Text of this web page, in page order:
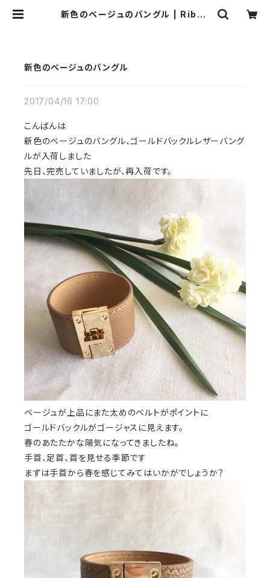
新色のベージュのバングル | Ribbo
新色のベージュのバングル
2017/04/16 17:00
こんばんは
新色のベージュのバングル、ゴールドバックルレザーバング
ルが入荷しました
先日、完売していましたが、再入荷です。
ベージュが上品にまた太めのベルトがポイントに
ゴールドバックルがゴージャスに見えます。
春のあたたかな陽気になってきましたね。
手首、足首、首を見せる季節です
まずは手首から春を感じてみてはいかがでしょうか？